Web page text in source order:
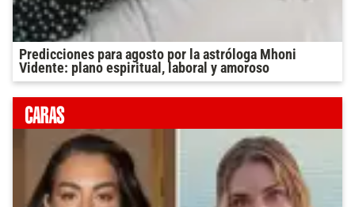
Predicciones para agosto por la astróloga Mhoni
Vidente: plano espiritual, laboral y amoroso